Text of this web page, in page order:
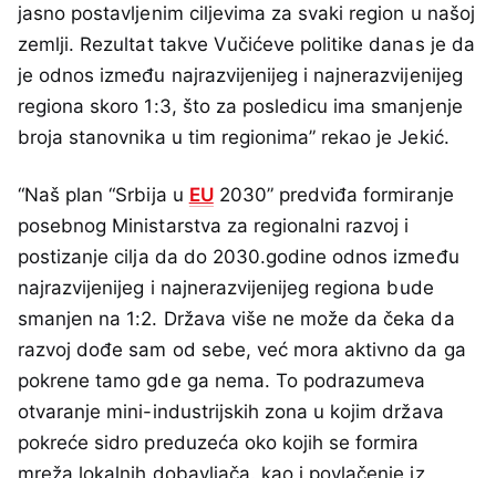
jasno postavljenim ciljevima za svaki region u našoj
zemlji. Rezultat takve Vučićeve politike danas je da
je odnos između najrazvijenijeg i najnerazvijenijeg
regiona skoro 1:3, što za posledicu ima smanjenje
broja stanovnika u tim regionima” rekao je Jekić.
“Naš plan “Srbija u EU2030” predviđa formiranje
posebnog Ministarstva za regionalni razvoj i
postizanje cilja da do 2030.godine odnos između
najrazvijenijeg i najnerazvijenijeg regiona bude
smanjen na 1:2. Država više ne može da čeka da
razvoj dođe sam od sebe, već mora aktivno da ga
pokrene tamo gde ga nema. To podrazumeva
otvaranje mini-industrijskih zona u kojim država
pokreće sidro preduzeća oko kojih se formira
mreža lokalnih dobavljača, kao i povlačenje iz